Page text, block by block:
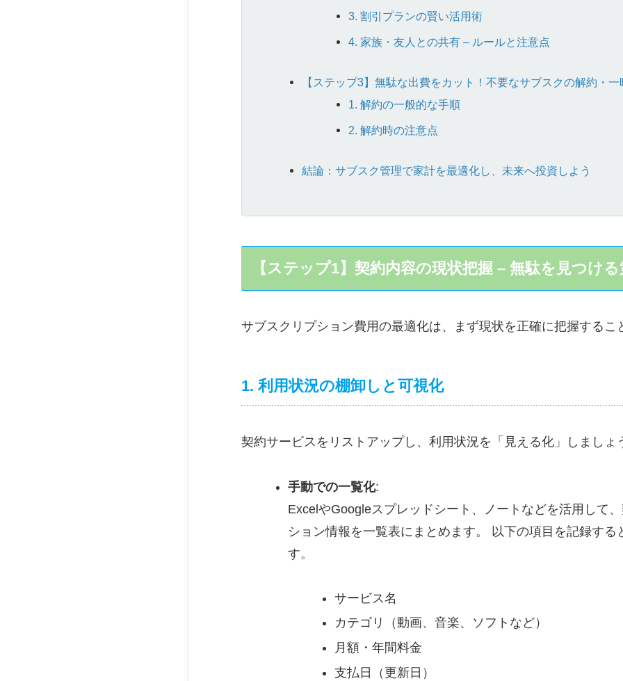
3. 割引プランの賢い活用術
4. 家族・友人との共有 – ルールと注意点
【ステップ3】無駄な出費をカット！不要なサブスクの解約・
1. 解約の一般的な手順
2. 解約時の注意点
結論：サブスク管理で家計を最適化し、未来へ投資しよう
【ステップ1】契約内容の現状把握 – 無駄を見つけ
サブスクリプション費用の最適化は、まず現状を正確に把握するこ
1. 利用状況の棚卸しと可視化
契約サービスをリストアップし、利用状況を「見える化」しましょ
手動での一覧化:
ExcelやGoogleスプレッドシート、ノートなどを活用して
ション情報を一覧表にまとめます。 以下の項目を記録する
す。
サービス名
カテゴリ（動画、音楽、ソフトなど）
月額・年間料金
支払日（更新日）